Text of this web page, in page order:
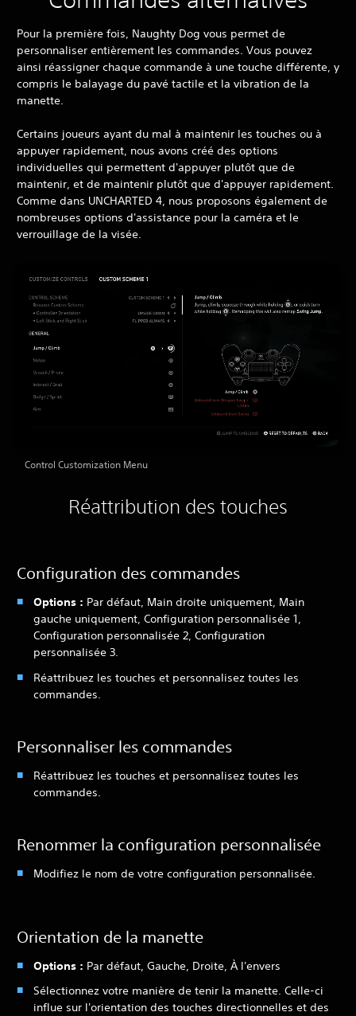
Pour la première fois, Naughty Dog vous permet de
personnaliser entièrement les commandes. Vous pouvez
ainsi réassigner chaque commande à une touche différente, y
compris le balayage du pavé tactile et la vibration de la
manette.
Certains joueurs ayant du mal à maintenir les touches ou à
appuyer rapidement, nous avons créé des options
individuelles qui permettent d'appuyer plutôt que de
maintenir, et de maintenir plutôt que d'appuyer rapidement.
Comme dans UNCHARTED 4, nous proposons également de
nombreuses options d'assistance pour la caméra et le
verrouillage de la visée.
Control Customization Menu
Réattribution des touches
Configuration des commandes
Options : Par défaut, Main droite uniquement, Main
gauche uniquement, Configuration personnalisée 1,
Configuration personnalisée 2, Configuration
personnalisée 3.
Réattribuez les touches et personnalisez toutes les
commandes.
Personnaliser les commandes
Réattribuez les touches et personnalisez toutes les
commandes.
Renommer la configuration personnalisée
Modifiez le nom de votre configuration personnalisée.
Orientation de la manette
Options : Par défaut, Gauche, Droite, À l'envers
Sélectionnez votre manière de tenir la manette. Celle-ci
influe sur l'orientation des touches directionnelles et des